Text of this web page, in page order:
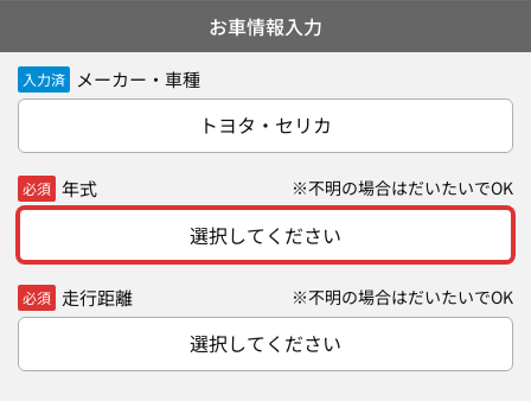
お車情報入力
入力済 メーカー・車種
トヨタ・セリカ
必須 年式 ※不明の場合はだいたいでOK
選択してください
必須 走行距離 ※不明の場合はだいたいでOK
選択してください